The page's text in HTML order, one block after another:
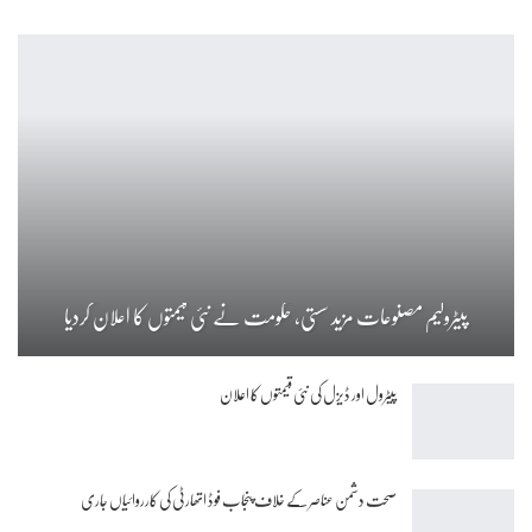
پیٹرولیم مصنوعات مزید سستی، حکومت نے نئی قیمتوں کا اعلان کردیا
پیٹرول اور ڈیزل کی نئی قیمتوں کا اعلان
صحت دشمن عناصر کے خلاف پنجاب فوڈ اتھارٹی کی کارروائیاں جاری